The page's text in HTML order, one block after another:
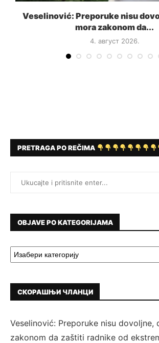
Veselinović: Preporuke nisu
mora zakonom da...
4. август 2026.
PRETRAGA PO REČIMA
OBJAVE PO KATEGORIJAMA
СКОРАШЊИ ЧЛАНЦИ
Veselinović: Preporuke nisu dovoljne,
zakonom da zaštiti radnike od